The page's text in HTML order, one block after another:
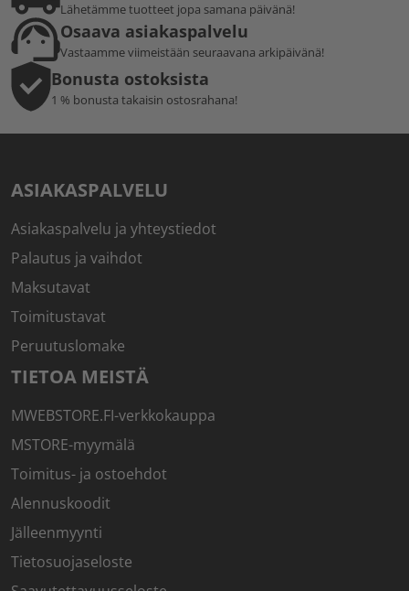
Lähetämme tuotteet jopa samana päivänä!
Osaava asiakaspalvelu
Vastaamme viimeistään seuraavana arkipäivänä!
Bonusta ostoksista
1 % bonusta takaisin ostosrahana!
ASIAKASPALVELU
Asiakaspalvelu ja yhteystiedot
Palautus ja vaihdot
Maksutavat
Toimitustavat
Peruutuslomake
TIETOA MEISTÄ
MWEBSTORE.FI-verkkokauppa
MSTORE-myymälä
Toimitus- ja ostoehdot
Alennuskoodit
Jälleenmyynti
Tietosuojaseloste